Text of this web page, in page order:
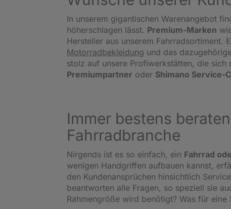
In unserem gigantischen Warenangebot
höherschlagen lässt. Premium-Marken
Hersteller aus unserem Fahrradsortiment.
Motorradbekleidung und das
stolz auf unsere Profiwerkstätten, die
Premiumpartner oder Shimano Service-
Immer bestens
Fahrradbranche
Nirgends ist es so einfach, ein Fahrrad
wenigen Handgriffen aufbauen kannst,
den Kundenansprüchen hinsichtlich
beantworten alle Fragen, so speziell sie
Rahmengröße wird benötigt? Was für